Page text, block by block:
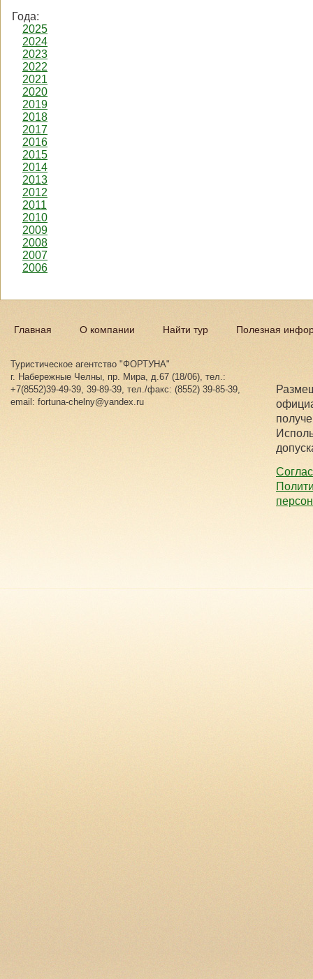
Года:
2025
2024
2023
2022
2021
2020
2019
2018
2017
2016
2015
2014
2013
2012
2011
2010
2009
2008
2007
2006
Главная О компании Найти тур Полезная
Туристическое агентство "ФОРТУНА"
г. Набережные Челны, пр. Мира, д.67 (18/06), тел.:
+7(8552)39-49-39, 39-89-39, тел./факс: (8552) 39-85-39,
email: fortuna-chelny@yandex.ru